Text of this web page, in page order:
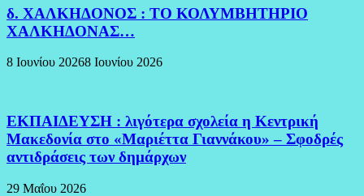
δ. ΧΑΛΚΗΔΟΝΟΣ : ΤΟ ΚΟΛΥΜΒΗΤΗΡΙΟ
ΧΑΛΚΗΔΟΝΑΣ…
8 Ιουνίου 20268 Ιουνίου 2026
ΕΚΠΑΙΔΕΥΣΗ : λιγότερα σχολεία η Κεντρική
Μακεδονία στο «Μαριέττα Γιαννάκου» – Σφοδρές
αντιδράσεις των δημάρχων
29 Μαΐου 2026